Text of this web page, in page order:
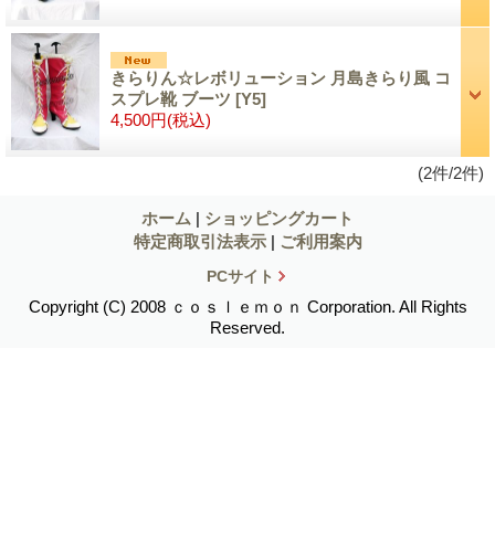
きらりん☆レボリューション 月島きらり風 コ
スプレ靴 ブーツ [Y5]
4,500円(税込)
(2件/2件)
ホーム | ショッピングカート
特定商取引法表示 | ご利用案内
PCサイト
Copyright (C) 2008 ｃｏｓｌｅｍｏｎ Corporation. All Rights
Reserved.